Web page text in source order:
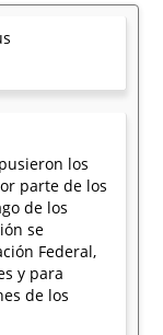
los
parte de los
de los
se
Federal,
y para
de los